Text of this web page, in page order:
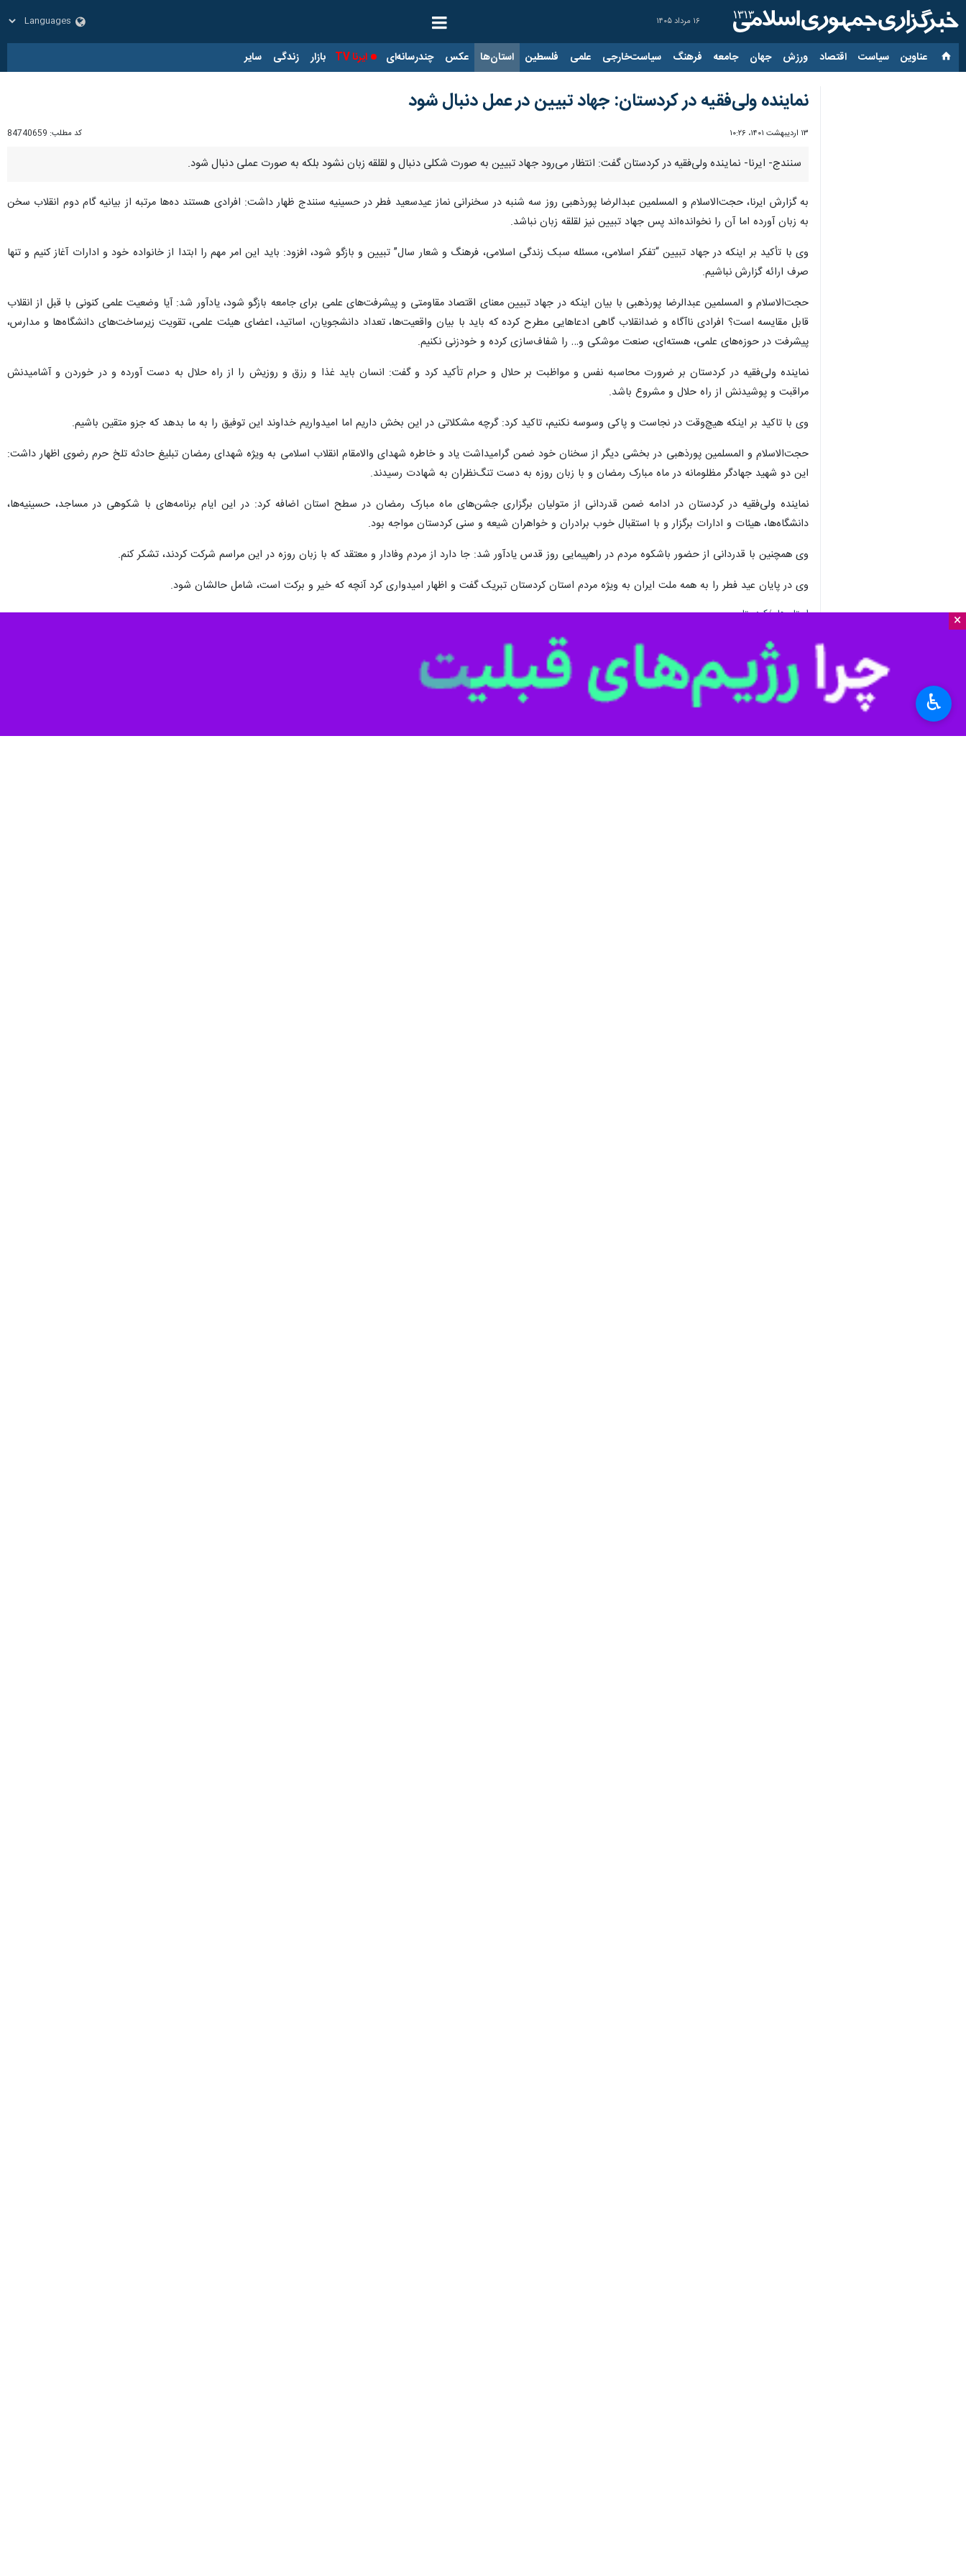
۱۶ مرداد ۱۴۰۵
عناوین‌ سیاست اقتصاد ورزش جهان جامعه فرهنگ سیاست‌خارجی علمی فلسطین استان‌ها عکس چندرسانه‌ای ایرنا TV بازار زندگی سایر
×
نماینده ولی‌فقیه در کردستان: جهاد تبیین در عمل دنبال شود
۱۳ اردیبهشت ۱۴۰۱، ۱۰:۲۶ کد مطلب: 84740659
سنندج- ایرنا- نماینده ولی‌فقیه در کردستان گفت: انتظار می‌رود جهاد تبیین به صورت شکلی دنبال و لقلقه زبان نشود بلکه به صورت عملی دنبال شود.
به گزارش ایرنا، حجت‌الاسلام و المسلمین عبدالرضا پورذهبی روز سه شنبه در سخنرانی نماز عیدسعید فطر در حسینیه سنندج ظهار داشت: افرادی هستند ده‌ها مرتبه از بیانیه گام دوم انقلاب سخن
به زبان آورده اما آن را نخوانده‌اند پس جهاد تبیین نیز لقلقه زبان نباشد.
وی با تأکید بر اینکه در جهاد تبیین “تفکر اسلامی، مسئله سبک زندگی اسلامی، فرهنگ و شعار سال” تبیین و بازگو شود، افزود: باید این امر مهم را ابتدا از خانواده خود و ادارات آغاز کنیم و تنها
صرف ارائه گزارش نباشیم.
حجت‌الاسلام و المسلمین عبدالرضا پورذهبی با بیان اینکه در جهاد تبیین معنای اقتصاد مقاومتی و پیشرفت‌های علمی برای جامعه بازگو شود، یادآور شد: آیا وضعیت علمی کنونی با قبل از انقلاب
قابل مقایسه است؟ افرادی ناآگاه و ضدانقلاب گاهی ادعاهایی مطرح کرده که باید با بیان واقعیت‌ها، تعداد دانشجویان، اساتید، اعضای هیئت‌ علمی، تقویت زیرساخت‌های دانشگاه‌ها و مدارس،
پیشرفت‌ در حوزه‌های علمی، هسته‌ای، صنعت موشکی و… را شفاف‌سازی کرده و خودزنی نکنیم.
نماینده ولی‌فقیه در کردستان بر ضرورت محاسبه نفس و مواظبت بر حلال و حرام تأکید کرد و گفت: انسان باید غذا و رزق و روزیش را از راه حلال به دست آورده و در خوردن و آشامیدنش
مراقبت و پوشیدنش از راه حلال و مشروع باشد.
وی با تاکید بر اینکه هیچ‌وقت در نجاست و پاکی وسوسه نکنیم، تاکید کرد: گرچه مشکلاتی در این بخش داریم اما امیدواریم خداوند این توفیق را به ما بدهد که جزو متقین باشیم.
حجت‌الاسلام و المسلمین پورذهبی در بخشی دیگر از سخنان خود ضمن گرامیداشت یاد و خاطره شهدای والامقام انقلاب اسلامی به ویژه شهدای رمضان تبلیغ حادثه تلخ حرم رضوی اظهار داشت:
این دو شهید جهادگر مظلومانه در ماه مبارک رمضان و با زبان روزه به دست تنگ‌نظران به شهادت رسیدند.
نماینده ولی‌فقیه در کردستان در ادامه ضمن قدردانی از متولیان برگزاری جشن‌های ماه مبارک رمضان در سطح استان اضافه کرد: در این ایام برنامه‌های با شکوهی در مساجد، حسینیه‌ها،
دانشگاه‌ها، هیئات و ادارات برگزار و با استقبال خوب برادران و خواهران شیعه و سنی کردستان مواجه بود.
وی همچنین با قدردانی از حضور باشکوه مردم در راهپیمایی روز قدس یادآور شد: جا دارد از مردم وفادار و معتقد که با زبان روزه در این مراسم شرکت کردند، تشکر کنم.
وی در پایان عید فطر را به همه ملت ایران به ویژه مردم استان کردستان تبریک گفت و اظهار امیدواری کرد آنچه که خیر و برکت است، شامل حالشان شود.
استان‌ها کردستان
برچسب‌ها
♿︎